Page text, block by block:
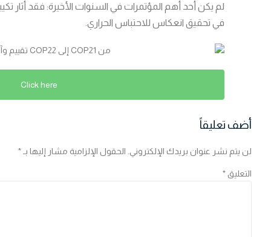
لم يكن أحد أهم المؤتمرات في السنوات الأخيرة: فقد أثار
في تحقيق انعكاس للاحتباس الحراري.
Click here
أضف تعليقاً
لن يتم نشر عنوان بريدك الإلكتروني. الحقول الإلزامية مشار إليها بـ*
التعليق*